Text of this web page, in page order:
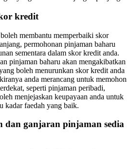
kredit
membantu memperbaiki skor
permohonan pinjaman baharu
sementara dalam skor kredit anda.
pinjaman baharu akan mengakibatkan
boleh menurunkan skor kredit anda
anda merancang untuk memohon
seperti pinjaman peribadi,
menjejaskan keupayaan anda untuk
kadar faedah yang baik.
dan ganjaran pinjaman sedia